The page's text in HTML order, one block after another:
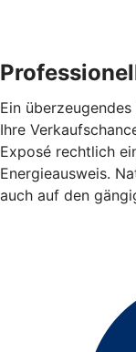
Ein
Ihre
Exposé rechtlich
Energieausweis.
auch auf den